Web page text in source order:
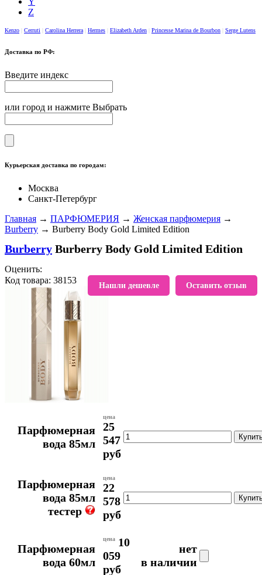
Z
Kenzo Cerruti Carolina Herrera Hermes Elizabeth Arden Princesse Marina de Bourbon Serge Lutens
Доставка по РФ:
Введите индекс
или город и нажмите Выбрать
Курьерская доставка по городам:
Москва
Санкт-Петербург
Главная → ПАРФЮМЕРИЯ → Женская парфюмерия →
Burberry → Burberry Body Gold Limited Edition
Burberry Burberry Body Gold Limited Edition
Оставить отзыв
Нашли дешевле
Оценить:
Код товара: 38153
В избранное
Парфюмерная
вода 85мл
цена
25
547
руб
Парфюмерная
вода 85мл
тестер
цена
22
578
руб
Парфюмерная
вода 60мл
цена 10
059
руб
нет
в наличии